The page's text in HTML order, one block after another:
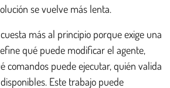
se vuelve más lenta.
más al principio porque exige una
qué puede modificar el agente,
comandos puede ejecutar, quién valida
Este trabajo puede